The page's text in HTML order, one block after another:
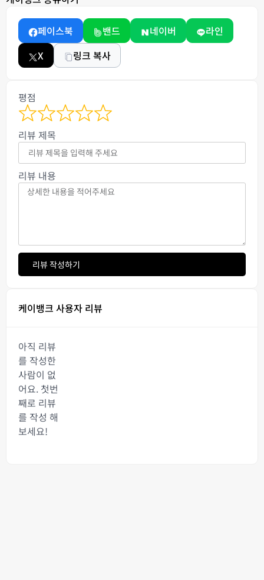
페이스북 밴드 네이버
라인
X
링크 복사
평점
리뷰 제목
리뷰 내용
리뷰 작성하기
케이뱅크 사용자 리뷰
아직 리뷰
를 작성한
사람이 없
어요. 첫번
째로 리뷰
를 작성 해
보세요!